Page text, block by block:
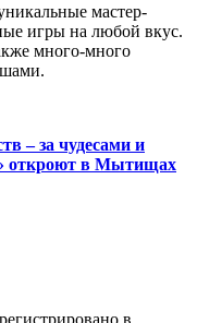
мастер-
игры на любой вкус.
много-много
– за чудесами и
откроют в Мытищах
в